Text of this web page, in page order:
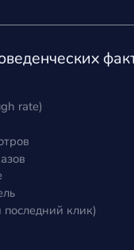
rate)
клик)